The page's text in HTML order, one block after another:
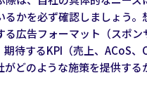
るかを必ず確認しましょう。
広告フォーマット（スポン
待するKPI（売上、ACoS、
がどのような施策を提供する